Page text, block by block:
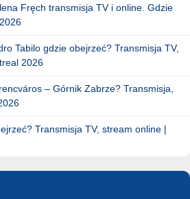
Fręch transmisja TV i online. Gdzie
Tabilo gdzie obejrzeć? Transmisja TV,
2026
– Górnik Zabrze? Transmisja,
Transmisja TV, stream online |